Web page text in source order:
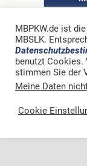
MBPKW.de ist
MBSLK.
benutzt Cookies.
stimmen Sie der
Meine Daten
Cookie